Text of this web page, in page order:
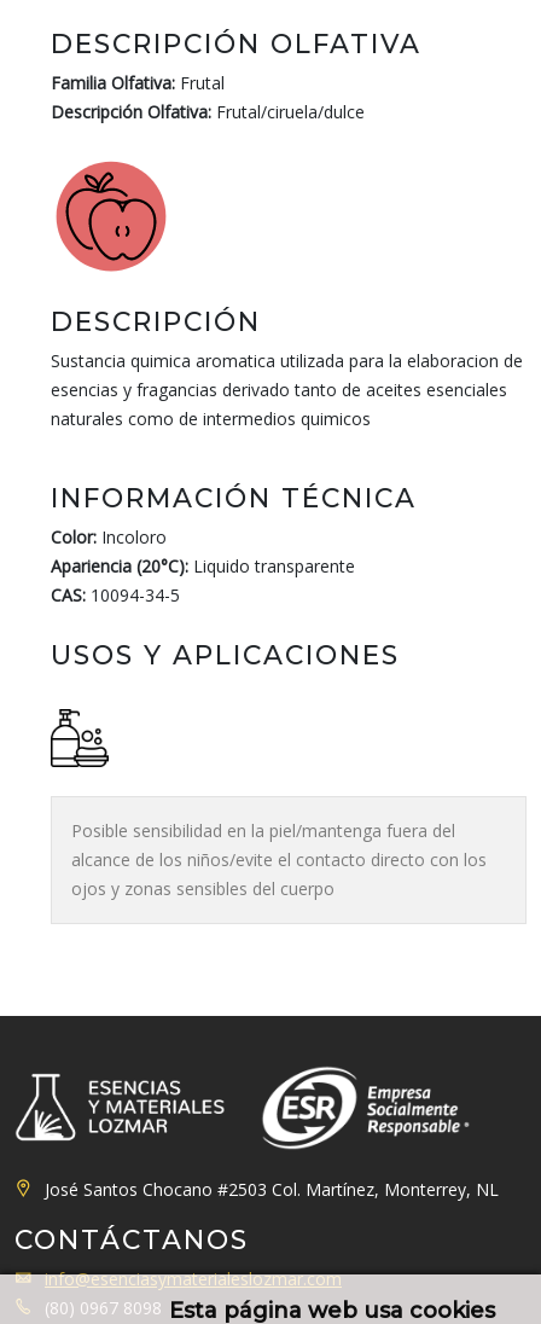
Esta página web usa cookies
DESCRIPCIÓN OLFATIVA
Familia Olfativa: Frutal
Descripción Olfativa: Frutal/ciruela/dulce
DESCRIPCIÓN
Sustancia quimica aromatica utilizada para la elaboracion de
esencias y fragancias derivado tanto de aceites esenciales
naturales como de intermedios quimicos
INFORMACIÓN TÉCNICA
Color: Incoloro
Apariencia (20°C): Liquido transparente
CAS: 10094-34-5
USOS Y APLICACIONES
Posible sensibilidad en la piel/mantenga fuera del
alcance de los niños/evite el contacto directo con los
ojos y zonas sensibles del cuerpo
José Santos Chocano #2503 Col. Martínez, Monterrey, NL
CONTÁCTANOS
info@esenciasymaterialeslozmar.com
(80) 0967 8098